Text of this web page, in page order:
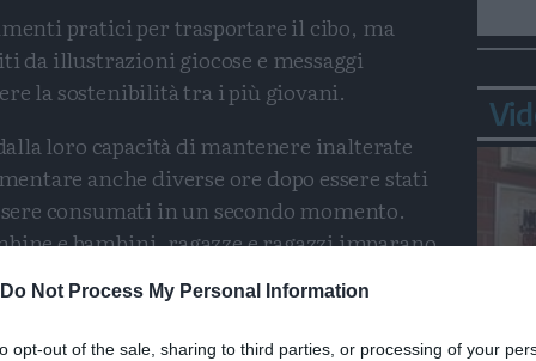
Do Not Process My Personal Information
opt-out of the sale, sharing to third parties, or processing of your
pratici per trasportare il cibo, ma
da illustrazioni giocose e messaggi
la sostenibilità tra i più giovani.
loro capacità di mantenere inalterate
anche diverse ore dopo essere stati
consumati in un secondo momento.
e bambini, ragazze e ragazzi imparano
un approccio responsabile al consumo,
dello spreco alimentare.